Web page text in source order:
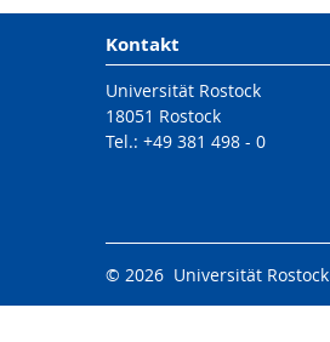
Kontakt
Universität Rostock
18051 Rostock
Tel.: +49 381 498 - 0
© 2026 Universität Rostock